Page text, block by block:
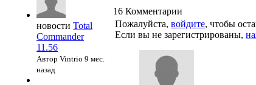
новости Total
Commander
11.56
Автор Vintrio 9 мес.
назад
16 Комментарии
Пожалуйста, войдите, чтобы
Если вы не зарегистрированы,